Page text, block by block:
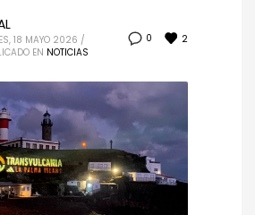
0 2
18 MAYO 2026 /
EN NOTICIAS